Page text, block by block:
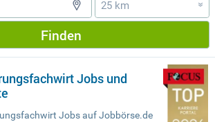
25 km »
Finden
Jobs und
Jobs auf Jobbörse.de